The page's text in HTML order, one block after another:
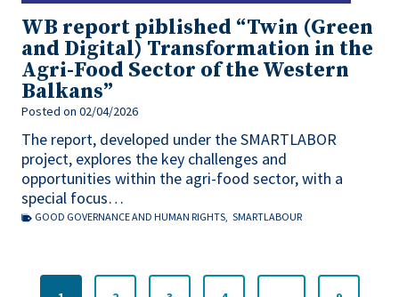
WB report piblished “Twin (Green
and Digital) Transformation in the
Agri-Food Sector of the Western
Balkans”
Posted on 02/04/2026
The report, developed under the SMARTLABOR
project, explores the key challenges and
opportunities within the agri-food sector, with a
special focus…
GOOD GOVERNANCE AND HUMAN RIGHTS, SMARTLABOUR